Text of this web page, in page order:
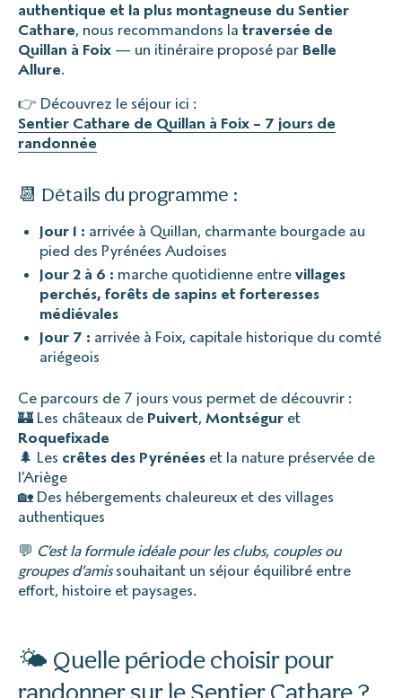
authentique et la plus montagneuse du Sentier
Cathare, nous recommandons latraversée de
Quillan à Foix — un itinéraire proposé par Belle
Allure.
👉 Découvrez le séjour ici :
Sentier Cathare de Quillan à Foix – 7 jours de
randonnée
📆 Détails du programme :
Jour 1 : arrivée à Quillan, charmante bourgade au
pied des Pyrénées Audoises
Jour 2 à 6 : marche quotidienne entre villages
perchés, forêts de sapins et forteresses
médiévales
Jour 7 : arrivée à Foix, capitale historique du comté
ariégeois
Ce parcours de 7 jours vous permet de découvrir :
🏰 Les châteaux de Puivert, Montségur et
Roquefixade
🌲 Les crêtes des Pyrénées et la nature préservée de
l’Ariège
🏡 Des hébergements chaleureux et des villages
authentiques
💬 C’est la formule idéale pour les clubs, couples ou
groupes d’amissouhaitant un séjour équilibré entre
effort, histoire et paysages.
🌤️ Quelle période choisir pour
randonner sur le Sentier Cathare ?